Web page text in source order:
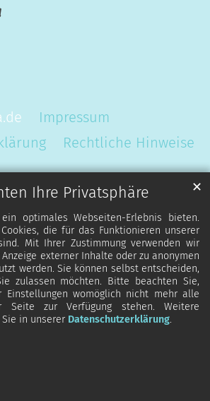
Ihre Privatsphäre
optimales Webseiten-Erlebnis bieten.
die für das Funktionieren unserer
Mit Ihrer Zustimmung verwenden wir
externer Inhalte oder zu anonymen
werden. Sie können selbst entscheiden,
zulassen möchten. Bitte beachten Sie,
Einstellungen womöglich nicht mehr alle
Seite zur Verfügung stehen. Weitere
in unserer Datenschutzerklärung.
✕
Impressum
Rechtliche Hinweise